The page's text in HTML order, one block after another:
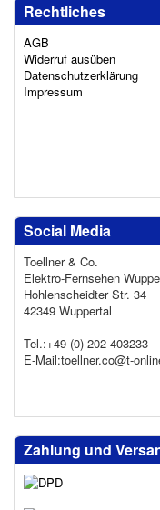
Rechtliches
AGB
Widerruf ausüben
Datenschutzerklärung
Impressum
Social Media
Toellner & Co.
Elektro-Fernsehen
Hohlenscheidter Str. 34
42349 Wuppertal
Tel.:+49 (0) 202 403233
E-Mail:toellner.co@t-
Zahlung und